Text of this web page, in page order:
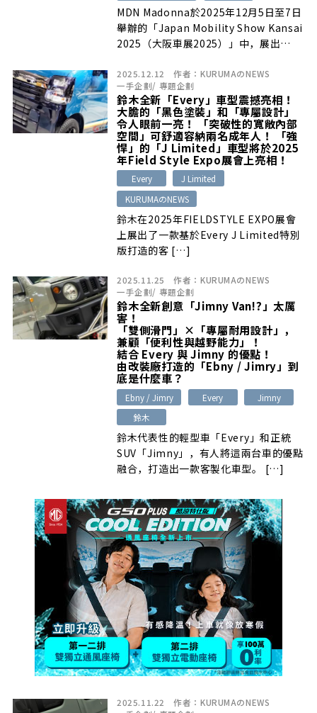
MDN Madonna於2025年12月5日至7日
舉辦的「Japan Mobility Show Kansai
2025（大阪車展2025）」中，展出…
2025.12.12 作者： KURUMAのNEWS
一手企劃/ 專題企劃
鈴木全新「Every」車型震撼亮相！
大膽的「黑色塗裝」和「專屬設計」
令人眼前一亮！ 「突破性的寬敞內部
空間」可舒適容納兩名成年人！ 「強
悍」的「J Limited」車型將於2025
年Field Style Expo展會上亮相！
Every
J Limited
KURUMAのNEWS
鈴木在2025年FIELDSTYLE EXPO展會
上展出了一款基於Every J Limited特別
版打造的客 […]
2025.11.25 作者： KURUMAのNEWS
一手企劃/ 專題企劃
鈴木全新創意「Jimny Van!?」太厲
害！
「雙側滑門」×「專屬耐用設計」，
兼顧「便利性與越野能力」！
結合 Every 與 Jimny 的優點！
由改裝廠打造的「Ebny / Jimry」到
底是什麼車？
Ebny / Jimry Every
Jimny
鈴木
鈴木代表性的輕型車「Every」和正統
SUV「Jimny」，有人將這兩台車的優點
融合，打造出一款客製化車型。 […]
2025.11.22 作者： KURUMAのNEWS